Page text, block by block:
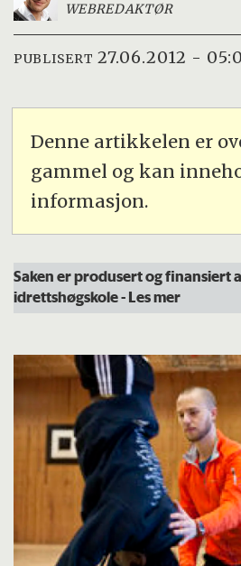
WEBREDAKTØR
PUBLISERT 27.06.2012 -
Denne artikkelen er
gammel og kan
informasjon.
Saken er produsert og finansiert
idrettshøgskole- Les mer